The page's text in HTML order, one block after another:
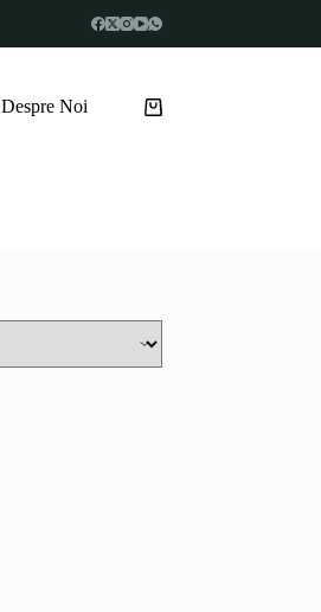
Despre Noi
Coș